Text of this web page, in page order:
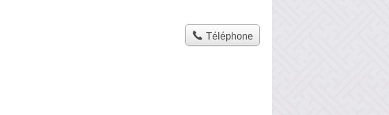
Téléphone